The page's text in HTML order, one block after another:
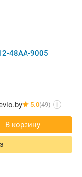
48АА-9005
5.0(49) i
В корзину